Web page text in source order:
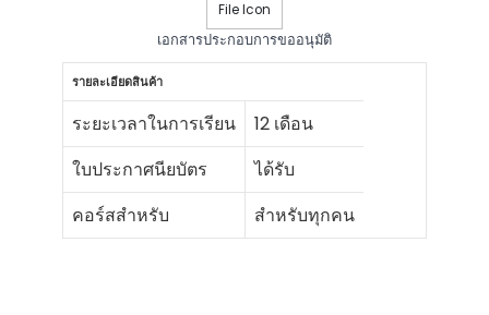
เอกสารประกอบการขออนุมัติ
รายละเอียดสินค้า
ระยะเวลาในการเรียน
12 เดือน
ใบประกาศนียบัตร
ได้รับ
คอร์สสำหรับ
สำหรับทุกคน